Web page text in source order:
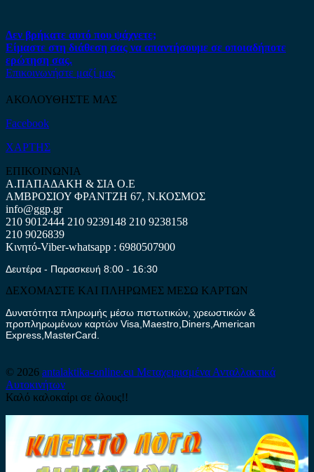
Δεν βρήκατε αυτό που ψάχνετε;
Είμαστε στη διάθεση σας να απαντήσουμε σε οποιαδήποτε
ερώτηση σας.
Επικοινωνήστε μαζί μας
ΑΚΟΛΟΥΘΗΣΤΕ ΜΑΣ
Facebook
ΧΑΡΤΗΣ
ΕΠΙΚΟΙΝΩΝΙΑ
Α.ΠΑΠΑΔΑΚΗ & ΣΙΑ Ο.Ε
ΑΜΒΡΟΣΙΟΥ ΦΡΑΝΤΖΗ 67, Ν.ΚΟΣΜΟΣ
info@ggp.gr
210 9012444 210 9239148 210 9238158
210 9026839
Κινητό-Viber-whatsapp : 6980507900
Δευτέρα - Παρασκευή 8:00 - 16:30
ΔΕΧΟΜΑΣΤΕ ΚΑΙ ΠΛΗΡΩΜΕΣ ΜΕΣΩ ΚΑΡΤΩΝ
Δυνατότητα πληρωμής μέσω πιστωτικών, χρεωστικών &
προπληρωμένων καρτών Visa,Maestro,Diners,American
Express,MasterCard.
© 2026 antalaktika-online.eu Μεταχειρισμένα Ανταλλακτικά
Αυτοκινήτων
Καλό καλοκαίρι σε όλους!!